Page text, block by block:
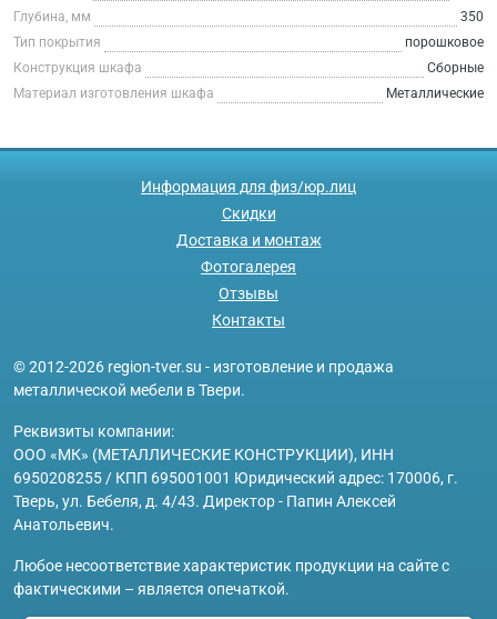
Глубина, мм
350
Тип покрытия
порошковое
Конструкция шкафа
Сборные
Материал изготовления шкафа
Металлические
Информация для физ/юр.лиц
Скидки
Доставка и монтаж
Фотогалерея
Отзывы
Контакты
© 2012-2026 region-tver.su - изготовление и продажа
металлической мебели в Твери.
Реквизиты компании:
ООО «МК» (МЕТАЛЛИЧЕСКИЕ КОНСТРУКЦИИ), ИНН
6950208255 / КПП 695001001 Юридический адрес: 170006, г.
Тверь, ул. Бебеля, д. 4/43. Директор - Папин Алексей
Анатольевич.
Любое несоответствие характеристик продукции на сайте с
фактическими – является опечаткой.